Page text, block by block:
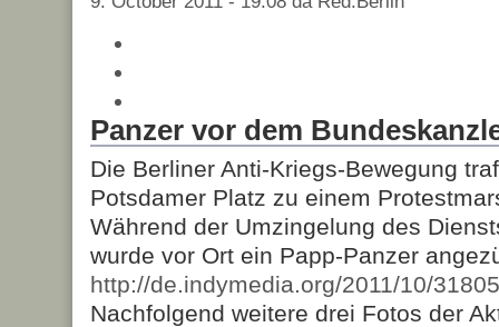
Panzer vor dem
Die Berliner Anti-Kriegs-Bewegung
Potsdamer Platz zu einem
Während der Umzingelung des
wurde vor Ort ein Papp-Panzer
http://de.indymedia.org/2011/10/
Nachfolgend weitere drei Fotos der